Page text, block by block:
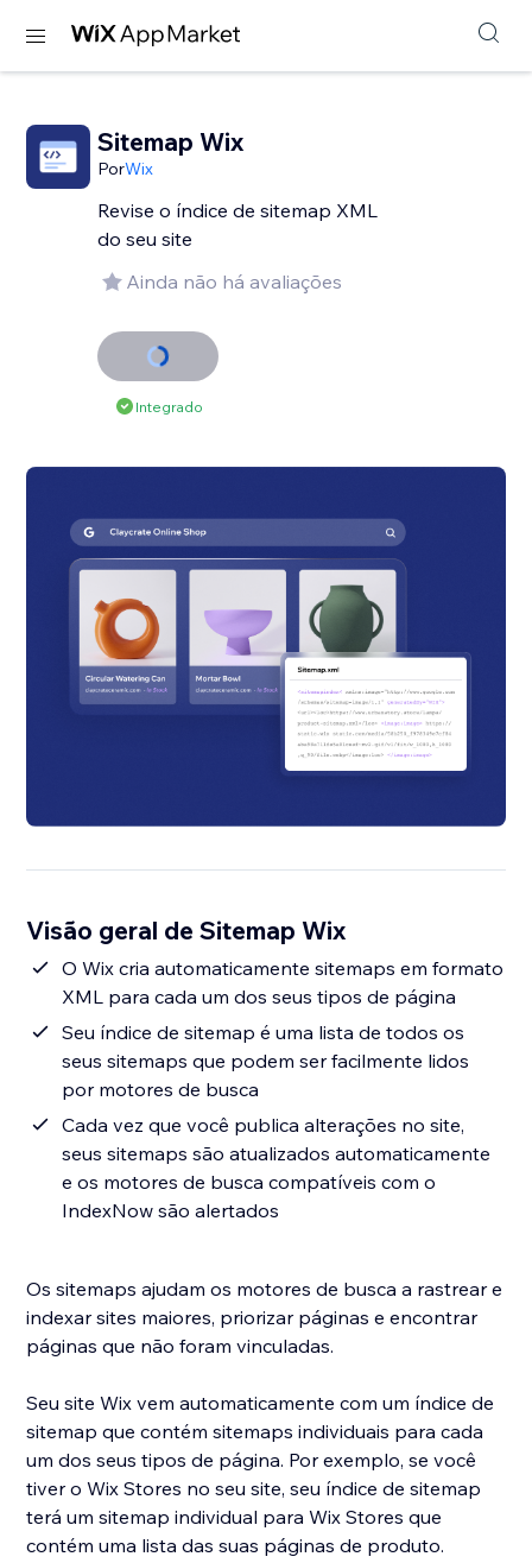
Sitemap Wix
PorWix
Revise o índice de sitemap XML
do seu site
Ainda não há avaliações
Integrado
Visão geral de Sitemap Wix
O Wix cria automaticamente sitemaps em formato
XML para cada um dos seus tipos de página
Seu índice de sitemap é uma lista de todos os
seus sitemaps que podem ser facilmente lidos
por motores de busca
Cada vez que você publica alterações no site,
seus sitemaps são atualizados automaticamente
e os motores de busca compatíveis com o
IndexNow são alertados
Os sitemaps ajudam os motores de busca a rastrear e
indexar sites maiores, priorizar páginas e encontrar
páginas que não foram vinculadas.
Seu site Wix vem automaticamente com um índice de
sitemap que contém sitemaps individuais para cada
um dos seus tipos de página. Por exemplo, se você
tiver o Wix Stores no seu site, seu índice de sitemap
terá um sitemap individual para Wix Stores que
contém uma lista das suas páginas de produto.